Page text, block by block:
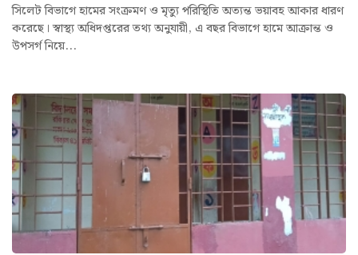
সিলেট বিভাগে হামের সংক্রমণ ও মৃত্যু পরিস্থিতি অত্যন্ত ভয়াবহ আকার ধারণ
করেছে। স্বাস্থ্য অধিদপ্তরের তথ্য অনুযায়ী, এ বছর বিভাগে হামে আক্রান্ত ও
উপসর্গ নিয়ে...